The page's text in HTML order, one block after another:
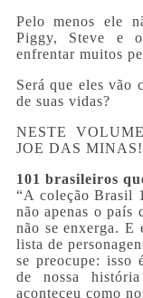
Pelo menos ele
Piggy, Steve e
enfrentar muitos
Será que eles vão
de suas vidas?
NESTE
JOE DAS MINAS!
101 brasileiros
“A coleção Brasil
não apenas o país
não se enxerga. E
lista de
se preocupe: isso
de nossa
aconteceu como